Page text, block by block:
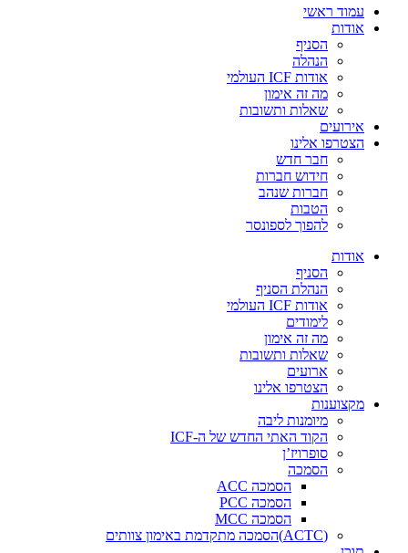
עמוד ראשי
אודות
הסניף
הנהלה
אודות ICF העולמי
מה זה אימון
שאלות ותשובות
אירועים
הצטרפו אלינו
חבר חדש
חידוש חברות
חברות שנהב
הטבות
להפוך לספונסר
אודות
הסניף
הנהלת הסניף
אודות ICF העולמי
לימודים
מה זה אימון
שאלות ותשובות
ארועים
הצטרפו אלינו
מקצוענות
מיומנות ליבה
הקוד האתי החדש של ה-ICF
סופרויז’ן
הסמכה
הסמכה ACC
הסמכה PCC
הסמכה MCC
(ACTC)הסמכה מתקדמת באימון צוותים